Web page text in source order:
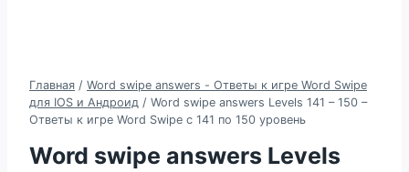
Главная / Word swipe answers - Ответы к игре Word Swipe
для IOS и Андроид / Word swipe answers Levels 141 – 150 –
Ответы к игре Word Swipe с 141 по 150 уровень
Word swipe answers Levels